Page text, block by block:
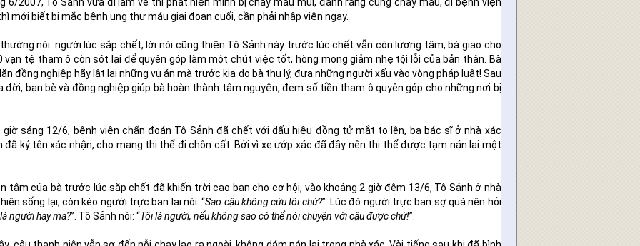
mới biết bị mắc bệnh ung thư máu giai đoạn cuối, cần phải nhập viện ngay.
nói: người lúc sắp chết, lời nói cũng thiện.Tô Sảnh này trước lúc chết vẫn còn lương tâm, bà giao cho
vạn tệ tham ô còn sót lại để quyên góp làm một chút việc tốt, hòng mong giảm nhẹ tội lỗi của bản thân. Bà
đồng nghiệp hãy lật lại những vụ án mà trước kia do bà thụ lý, đưa những người xấu vào vòng pháp luật! Sau
đời, bạn bè và đồng nghiệp giúp bà hoàn thành tâm nguyện, đem số tiền tham ô quyên góp cho những nơi bị
giờ sáng 12/6, bệnh viện chẩn đoán Tô Sảnh đã chết với dấu hiệu đồng tử mắt to lên, ba bác sĩ ở nhà xác
đã ký tên xác nhận, cho mang thi thể đi chôn cất. Bởi vì xe ướp xác đã đầy nên thi thể được tạm nán lại một
tâm của bà trước lúc sắp chết đã khiến trời cao ban cho cơ hội, vào khoảng 2 giờ đêm 13/6, Tô Sảnh ở nhà
sống lại, còn kéo người trực ban lại nói: “Sao cậu không cứu tôi chứ?”. Lúc đó người trực ban sợ quá nên hỏi
người hay ma?”. Tô Sảnh nói: “Tôi là người, nếu không sao có thể nói chuyện với cậu được chứ!”.